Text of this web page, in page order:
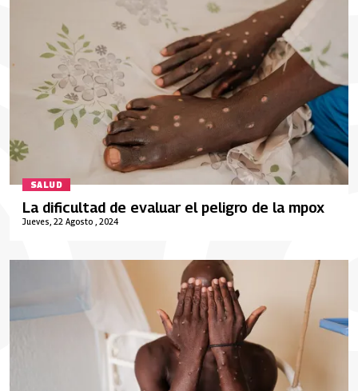
SALUD
Jueves, 22 Agosto , 2024
La dificultad de evaluar el peligro de la mpox